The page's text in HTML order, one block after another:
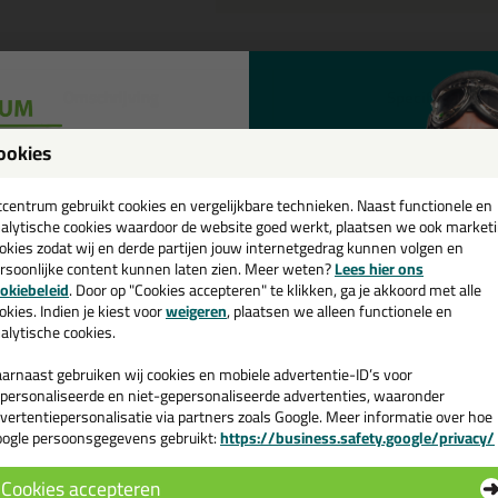
Specificaties
it Silicon 218 in Sikkens
de Seal-it Silicon 218 in Sikkens kleur in Sikkens G5.07.77
je meer weten over de toepassing en kenmerken van dit product?Lees
gebruikt cookies en vergelijkbare technieken. Naast functionele en
cookies waardoor de website goed werkt, plaatsen we ook
zodat wij en derde partijen jouw internetgedrag kunnen volgen en
content kunnen laten zien. Meer weten?Lees hier ons
. Door op "Cookies accepteren" te klikken, ga je akkoord met alle
Indien je kiest voorweigeren, plaatsen we alleen functionele en
cookies.
gebruiken wij cookies en mobiele advertentie-ID’s voor
en niet-gepersonaliseerde advertenties, waaronder
via partners zoals Google. Meer informatie over hoe
persoonsgegevens gebruikt:https://business.safety.google/privacy/
Cookies accepteren
💚
en ontvang een
€35,-bij je eerste bestelling!
de actiecode ›